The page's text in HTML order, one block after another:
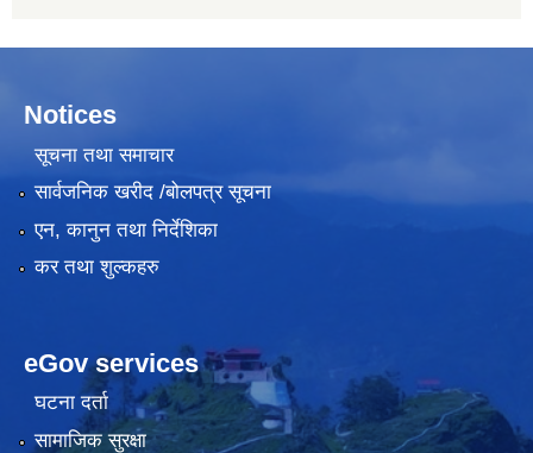
Notices
सूचना तथा समाचार
सार्वजनिक खरीद /बोलपत्र सूचना
एन, कानुन तथा निर्देशिका
कर तथा शुल्कहरु
eGov services
घटना दर्ता
सामाजिक सुरक्षा